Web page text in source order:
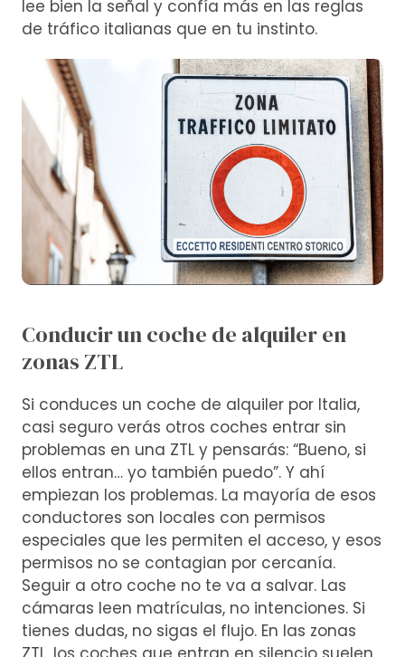
lee bien la señal y confía más en las reglas
de tráfico italianas que en tu instinto.
Conducir un coche de alquiler en
zonas ZTL
Si conduces un coche de alquiler por Italia,
casi seguro verás otros coches entrar sin
problemas en una ZTL y pensarás: “Bueno, si
ellos entran… yo también puedo”. Y ahí
empiezan los problemas. La mayoría de esos
conductores son locales con permisos
especiales que les permiten el acceso, y esos
permisos no se contagian por cercanía.
Seguir a otro coche no te va a salvar. Las
cámaras leen matrículas, no intenciones. Si
tienes dudas, no sigas el flujo. En las zonas